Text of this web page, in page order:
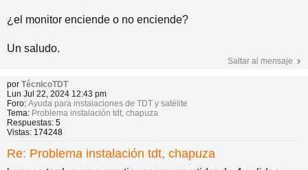
¿el monitor enciende o no enciende?
Un saludo.
Saltar al mensaje
por TécnicoTDT
Lun Jul 22, 2024 12:43 pm
Foro: Ayuda para instalaciones de TDT y satélite
Tema: Problema instalación tdt, chapuza
Respuestas: 5
Vistas: 174248
Re: Problema instalación tdt, chapuza